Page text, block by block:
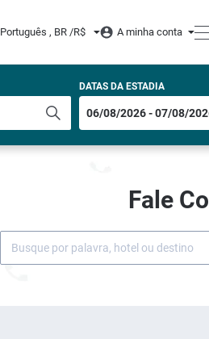
Português , BR /R$ A minha conta
DATAS DA ESTADIA
Fale